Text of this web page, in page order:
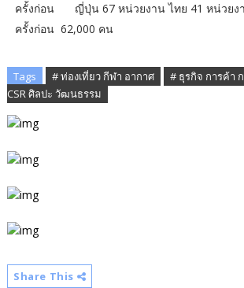
ครั้งก่อน
ญี่ปุ่น 67 หน่วยงาน ไทย 41 หน่วยง
ครั้งก่อน 62,000 คน
Tags # ท่องเที่ยว กีฬา อากาศ # ธุรกิจ การค้า
CSR ศิลปะ วัฒนธรรม
Share This